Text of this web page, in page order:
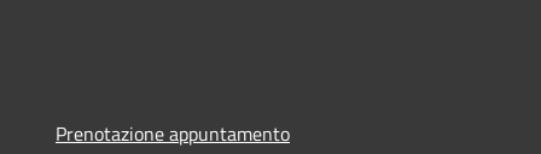
Prenotazione appuntamento